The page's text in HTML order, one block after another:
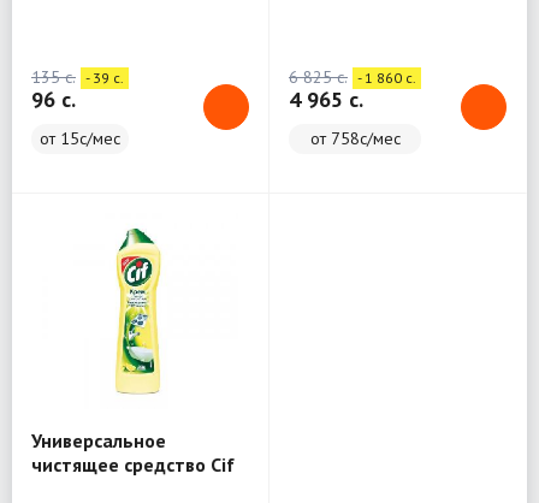
135 c. - 39 c.
96 c.
от 15с/мес
6 825 c. - 1 860 c.
4 965 c.
от 758с/мес
Универсальное
чистящее средство Cif